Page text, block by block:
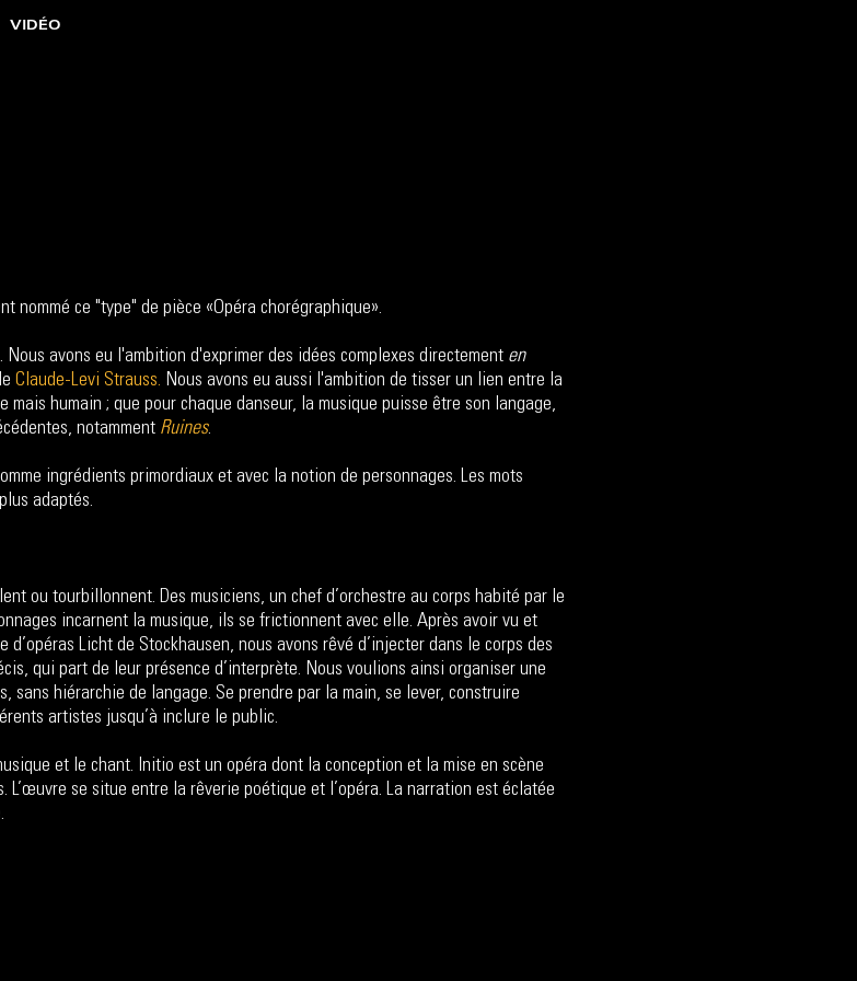
VIDÉO
nommé ce "type" de pièce «Opéra chorégraphique».
avons eu l'ambition d'exprimer des idées complexes directement en
Claude-Levi Strauss. Nous avons eu aussi l'ambition de tisser un lien entre la
humain ; que pour chaque danseur, la musique puisse être son langage,
notamment Ruines.
ingrédients primordiaux et avec la notion de personnages. Les mots
adaptés.
ou tourbillonnent. Des musiciens, un chef d’orchestre au corps habité par le
incarnent la musique, ils se frictionnent avec elle. Après avoir vu et
d’opéras Licht de Stockhausen, nous avons rêvé d’injecter dans le corps des
qui part de leur présence d’interprète. Nous voulions ainsi organiser une
sans hiérarchie de langage. Se prendre par la main, se lever, construire
artistes jusqu’à inclure le public.
et le chant. Initio est un opéra dont la conception et la mise en scène
L’œuvre se situe entre la rêverie poétique et l’opéra. La narration est éclatée